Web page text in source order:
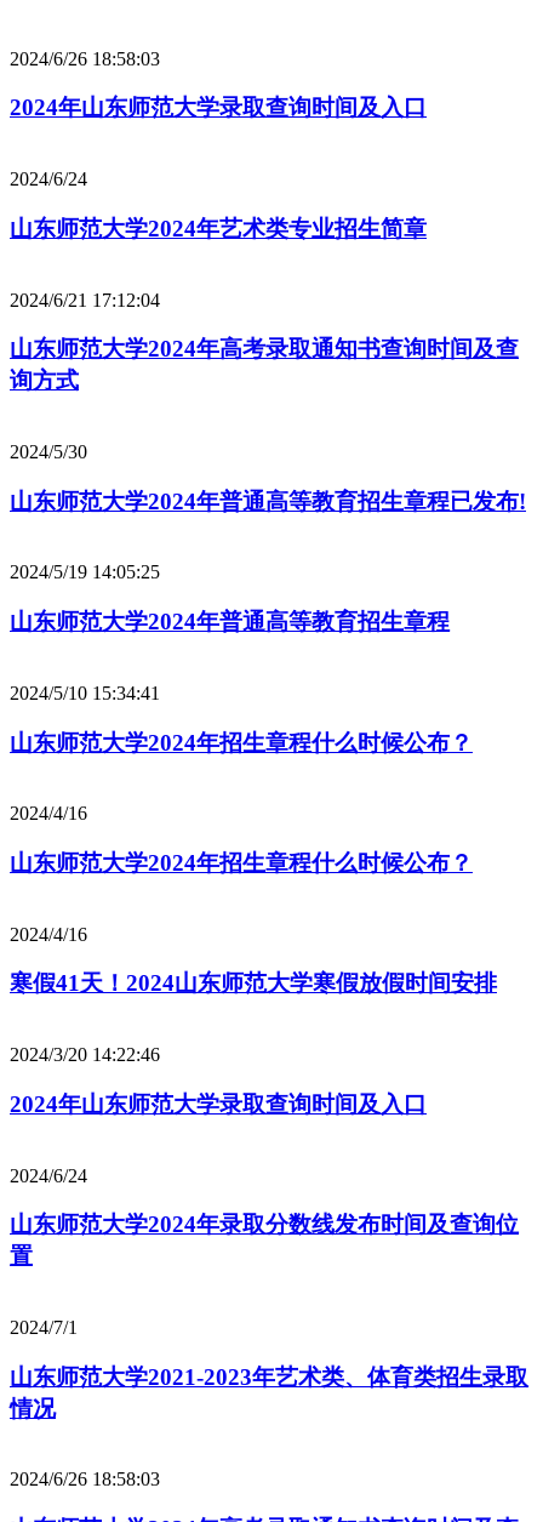
2024/6/26 18:58:03
2024年山东师范大学录取查询时间及入口
2024/6/24
山东师范大学2024年艺术类专业招生简章
2024/6/21 17:12:04
山东师范大学2024年高考录取通知书查询时间及查
询方式
2024/5/30
山东师范大学2024年普通高等教育招生章程已发布!
2024/5/19 14:05:25
山东师范大学2024年普通高等教育招生章程
2024/5/10 15:34:41
山东师范大学2024年招生章程什么时候公布？
2024/4/16
山东师范大学2024年招生章程什么时候公布？
2024/4/16
寒假41天！2024山东师范大学寒假放假时间安排
2024/3/20 14:22:46
2024年山东师范大学录取查询时间及入口
2024/6/24
山东师范大学2024年录取分数线发布时间及查询位
置
2024/7/1
山东师范大学2021-2023年艺术类、体育类招生录取
情况
2024/6/26 18:58:03